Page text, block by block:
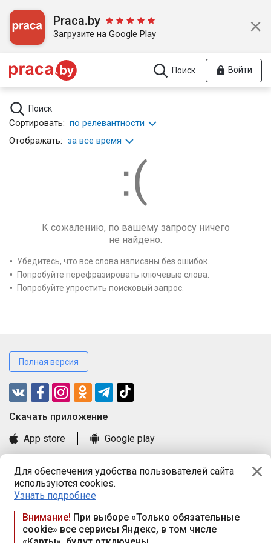
Для обеспечения удобства пользователей сайта
используются cookies.
Узнать подробнее
Внимание! При выборе «Только обязательные
cookie» все сервисы Яндекс, в том числе
Praca.by
Загрузите на Google Play
Поиск Войти
Поиск
Сортировать: по релевантности
Отображать: за все время
К сожалению, по вашему запросу ничего
не найдено.
Убедитесь, что все слова написаны без ошибок.
Попробуйте перефразировать ключевые слова.
Попробуйте упростить поисковый запрос.
Полная версия
Cкачать приложение
App store
Google play
Книга замечаний и предложений
Правила и документы
Praca.by © 2000—2026, ООО «ПРАЦА БАЙ»
Республика Беларусь, 220114, г. Минск, пр-т Независимости
117а, пом. № 9.